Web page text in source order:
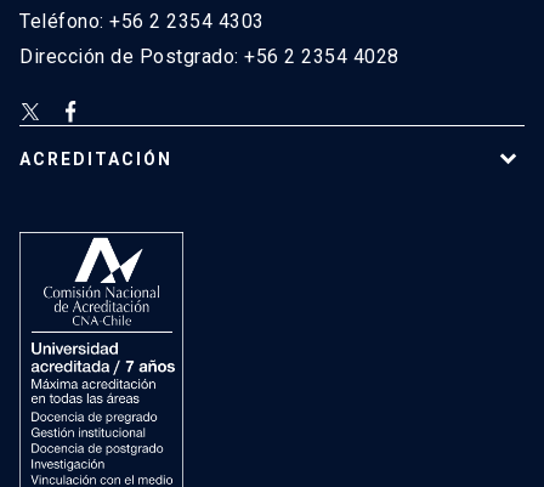
Teléfono: +56 2 2354 4303
Dirección de Postgrado: +56 2 2354 4028
ACREDITACIÓN